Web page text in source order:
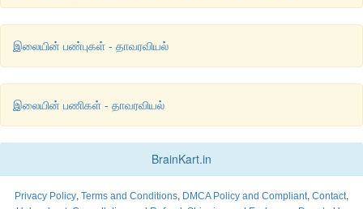
இலையின் பண்புகள் - தாவரவியல்
இலையின் பணிகள் - தாவரவியல்
BrainKart.in
Privacy Policy, Terms and Conditions, DMCA Policy and Compliant, Contact,